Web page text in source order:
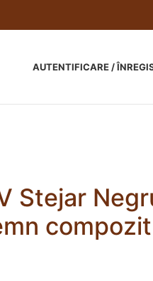
AUTENTIFICARE /
Stejar
compozit